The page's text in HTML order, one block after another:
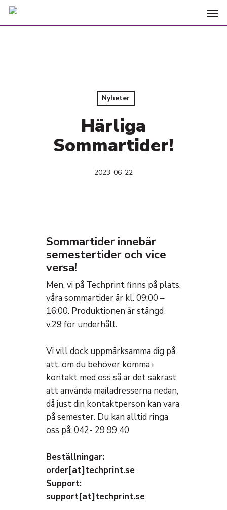
Skip
Nyheter
Härliga
Sommartider!
2023-06-22
Sommartider innebär
semestertider och vice
versa!
Men, vi på Techprint finns på plats,
våra sommartider är kl. 09:00 –
16:00. Produktionen är stängd
v.29 för underhåll.
Vi vill dock uppmärksamma dig på
att, om du behöver komma i
kontakt med oss så är det säkrast
att använda mailadresserna nedan,
då just din kontaktperson kan vara
på semester. Du kan alltid ringa
oss på: 042- 29 99 40
Beställningar:
order[at]techprint.se
Support:
support[at]techprint.se